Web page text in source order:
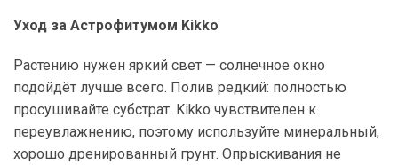
Уход за Астрофитумом Kikko
Растению нужен яркий свет — солнечное окно
подойдёт лучше всего. Полив редкий: полностью
просушивайте субстрат. Kikko чувствителен к
переувлажнению, поэтому используйте минеральный,
хорошо дренированный грунт. Опрыскивания не